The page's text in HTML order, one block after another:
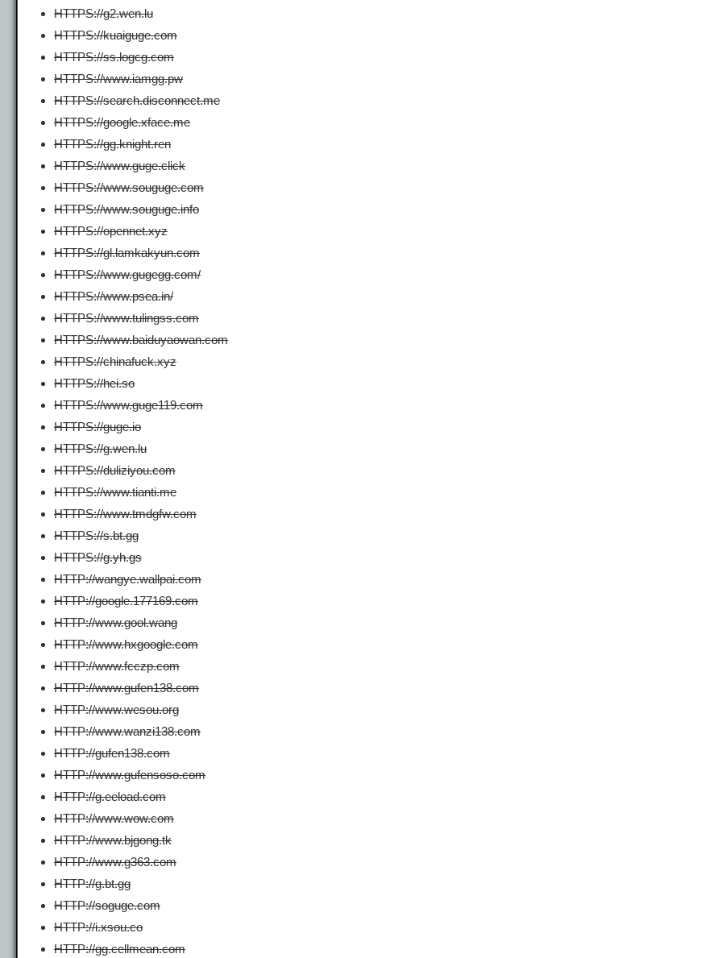
HTTPS://g2.wen.lu
HTTPS://kuaiguge.com
HTTPS://ss.logcg.com
HTTPS://www.iamgg.pw
HTTPS://sea​​rch.disconnect.me
HTTPS://google.xface.me
HTTPS://gg.knight.ren
HTTPS://www.guge.click
HTTPS://www.souguge.com
HTTPS://www.souguge.info
HTTPS://opennet.xyz
HTTPS://gl.lamkakyun.com
HTTPS://www.gugegg.com/
HTTPS://www.psea.in/
HTTPS://www.tulingss.com
HTTPS://www.baiduyaowan.com
HTTPS://chinafuck.xyz
HTTPS://hei.so
HTTPS://www.guge119.com
HTTPS://guge.io
HTTPS://g.wen.lu
HTTPS://duliziyou.com
HTTPS://www.tianti.me
HTTPS://www.tmdgfw.com
HTTPS://s.bt.gg
HTTPS://g.yh.gs
HTTP://wangye.wallpai.com
HTTP://google.177169.com
HTTP://www.gool.wang
HTTP://www.hxgoogle.com
HTTP://www.fcczp.com
HTTP://www.gufen138.com
HTTP://www.wesou.org
HTTP://www.wanzi138.com
HTTP://gufen138.com
HTTP://www.gufensoso.com
HTTP://g.eeload.com
HTTP://www.wow.com
HTTP://www.bjgong.tk
HTTP://www.g363.com
HTTP://g.bt.gg
HTTP://soguge.com
HTTP://i.xsou.co
HTTP://gg.cellmean.com